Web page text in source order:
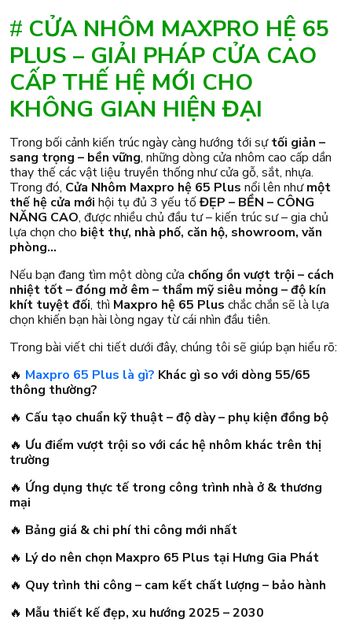
# CỬA NHÔM MAXPRO HỆ 65
PLUS – GIẢI PHÁP CỬA CAO
CẤP THẾ HỆ MỚI CHO
KHÔNG GIAN HIỆN ĐẠI
Trong bối cảnh kiến trúc ngày càng hướng tới sựtối giản –
sang trọng – bền vững, những dòng cửa nhôm cao cấp dần
thay thế các vật liệu truyền thống như cửa gỗ, sắt, nhựa.
Trong đó, Cửa Nhôm Maxpro hệ 65 Plus nổi lên nhưmột
thế hệ cửa mới hội tụ đủ 3 yếu tốĐẸP – BỀN – CÔNG
NĂNG CAO, được nhiều chủ đầu tư – kiến trúc sư – gia chủ
lựa chọn cho biệt thự, nhà phố, căn hộ, showroom, văn
phòng…
Nếu bạn đang tìm một dòng cửa chống ồn vượt trội – cách
nhiệt tốt – đóng mở êm – thẩm mỹ siêu mỏng – độ kín
khít tuyệt đối, thì Maxpro hệ 65 Plus chắc chắn sẽ là lựa
chọn khiến bạn hài lòng ngay từ cái nhìn đầu tiên.
Trong bài viết chi tiết dưới đây, chúng tôi sẽ giúp bạn hiểu rõ:
🔥 Maxpro 65 Plus là gì? Khác gì so với dòng 55/65
thông thường?
🔥 Cấu tạo chuẩn kỹ thuật – độ dày – phụ kiện đồng bộ
🔥 Ưu điểm vượt trội so với các hệ nhôm khác trên thị
trường
🔥 Ứng dụng thực tế trong công trình nhà ở & thương
mại
🔥 Bảng giá & chi phí thi công mới nhất
🔥 Lý do nên chọn Maxpro 65 Plus tại Hưng Gia Phát
🔥 Quy trình thi công – cam kết chất lượng – bảo hành
🔥 Mẫu thiết kế đẹp, xu hướng 2025 – 2030